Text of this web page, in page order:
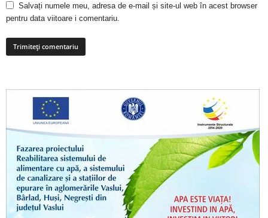
Salvați numele meu, adresa de e-mail și site-ul web în acest browser
pentru data viitoare i comentariu.